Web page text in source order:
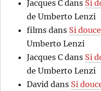
Jacques C dans Si
de Umberto Lenzi
films dans Si
Umberto Lenzi
Jacques C dans Si
de Umberto Lenzi
David dans Si